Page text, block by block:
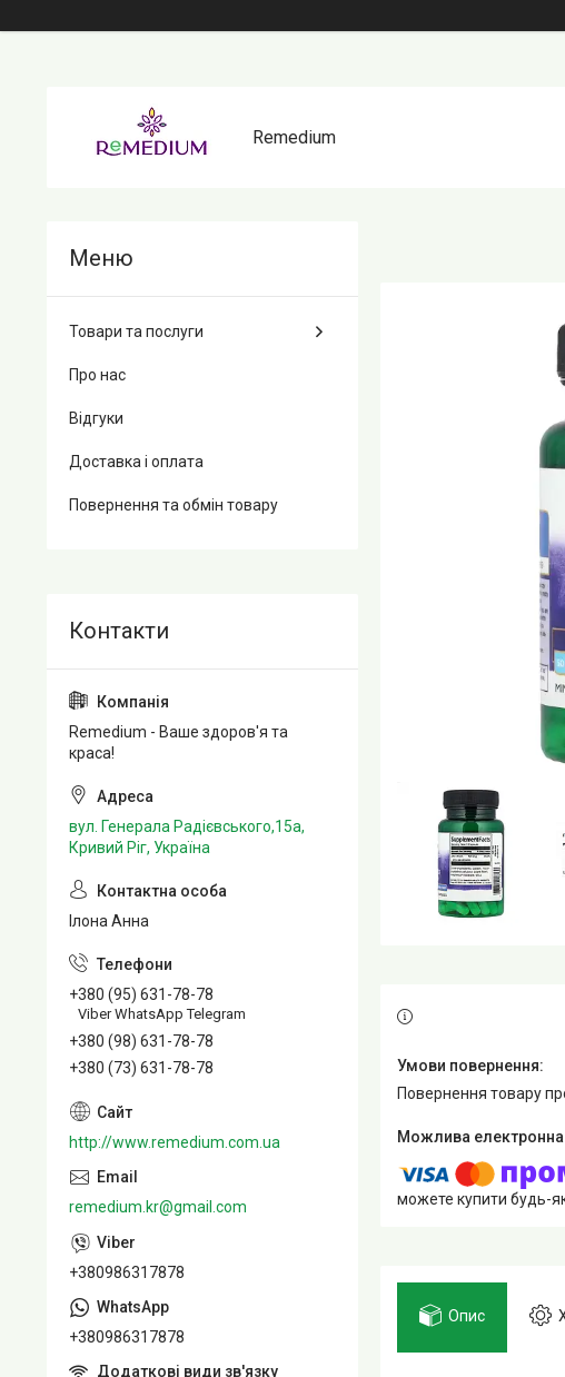
Remedium
повернення товару
можете купити будь-
Опис
Товари та послуги
Про нас
Відгуки
Доставка і оплата
Повернення та обмін товару
Remedium - Ваше здоров'я та
краса!
вул. Генерала Радієвського,15а,
Кривий Ріг, Україна
Ілона Анна
+380 (95) 631-78-78
Viber WhatsApp Telegram
+380 (98) 631-78-78
+380 (73) 631-78-78
http://www.remedium.com.ua
remedium.kr@gmail.com
+380986317878
+380986317878